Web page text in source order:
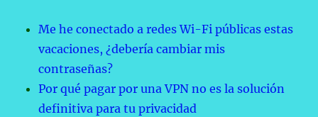
Me he conectado a redes Wi-Fi públicas estas
vacaciones, ¿debería cambiar mis
contraseñas?
Por qué pagar por una VPN no es la solución
definitiva para tu privacidad